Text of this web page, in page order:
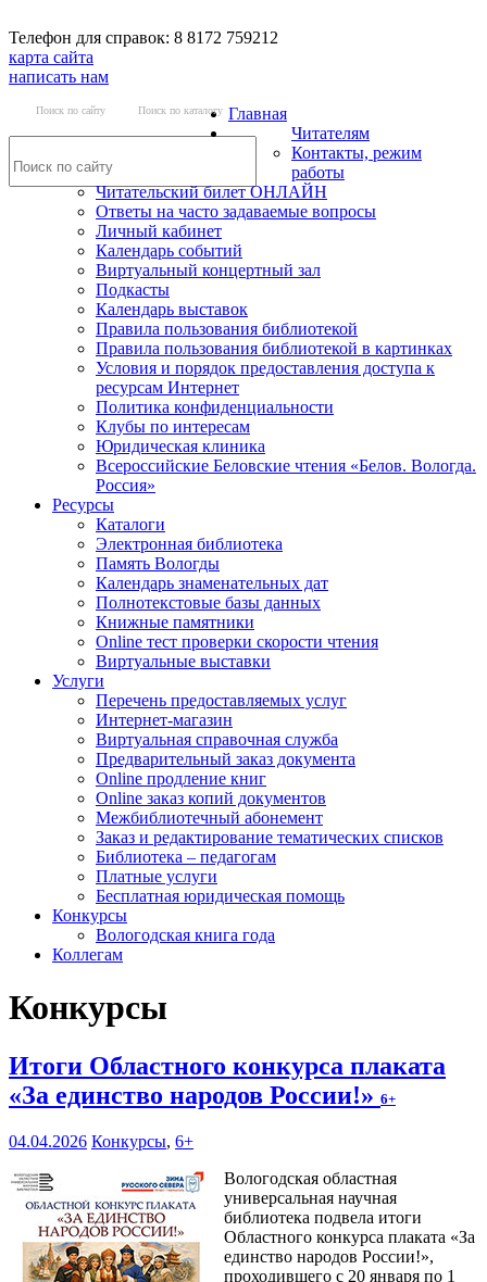
Телефон для справок: 8 8172 759212
карта сайта
написать нам
Поиск по сайту Поиск по каталогу Главная
Читателям
Контакты, режим
работы
Читательский билет ОНЛАЙН
Ответы на часто задаваемые вопросы
Личный кабинет
Календарь событий
Виртуальный концертный зал
Подкасты
Календарь выставок
Правила пользования библиотекой
Правила пользования библиотекой в картинках
Условия и порядок предоставления доступа к
ресурсам Интернет
Политика конфиденциальности
Клубы по интересам
Юридическая клиника
Всероссийские Беловские чтения «Белов. Вологда.
Россия»
Ресурсы
Каталоги
Электронная библиотека
Память Вологды
Календарь знаменательных дат
Полнотекстовые базы данных
Книжные памятники
Online тест проверки скорости чтения
Виртуальные выставки
Услуги
Перечень предоставляемых услуг
Интернет-магазин
Виртуальная справочная служба
Предварительный заказ документа
Online продление книг
Online заказ копий документов
Межбиблиотечный абонемент
Заказ и редактирование тематических списков
Библиотека – педагогам
Платные услуги
Бесплатная юридическая помощь
Конкурсы
Вологодская книга года
Коллегам
Конкурсы
Итоги Областного конкурса плаката
«За единство народов России!» 6+
04.04.2026 Конкурсы, 6+
Вологодская областная
универсальная научная
библиотека подвела итоги
Областного конкурса плаката «За
единство народов России!»,
проходившего с 20 января по 1